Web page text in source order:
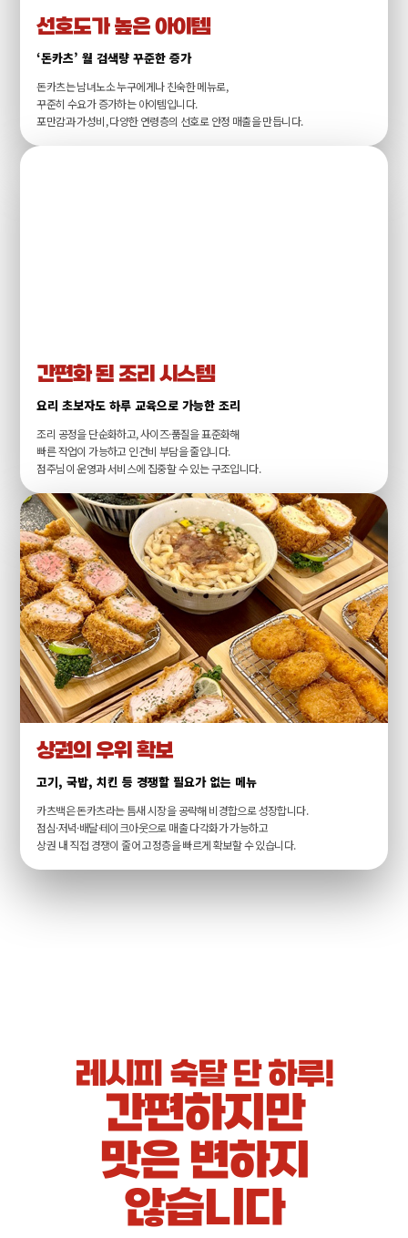
선호도가 높은 아이템
‘돈카츠’ 월 검색량 꾸준한 증가
돈카츠는 남녀노소 누구에게나 친숙한 메뉴로,
꾸준히 수요가 증가하는 아이템입니다.
포만감과 가성비, 다양한 연령층의 선호로 안정 매출을 만듭니다.
간편화 된 조리 시스템
요리 초보자도 하루 교육으로 가능한 조리
조리 공정을 단순화하고, 사이즈·품질을 표준화해
빠른 작업이 가능하고 인건비 부담을 줄입니다.
점주님이 운영과 서비스에 집중할 수 있는 구조입니다.
상권의 우위 확보
고기, 국밥, 치킨 등 경쟁할 필요가 없는 메뉴
카츠백은 돈카츠라는 틈새 시장을 공략해 비경합으로 성장합니다.
점심·저녁·배달·테이크아웃으로 매출 다각화가 가능하고
상권 내 직접 경쟁이 줄어 고정층을 빠르게 확보할 수 있습니다.
레시피 숙달 단 하루!
간편하지만
맛은 변하지
않습니다